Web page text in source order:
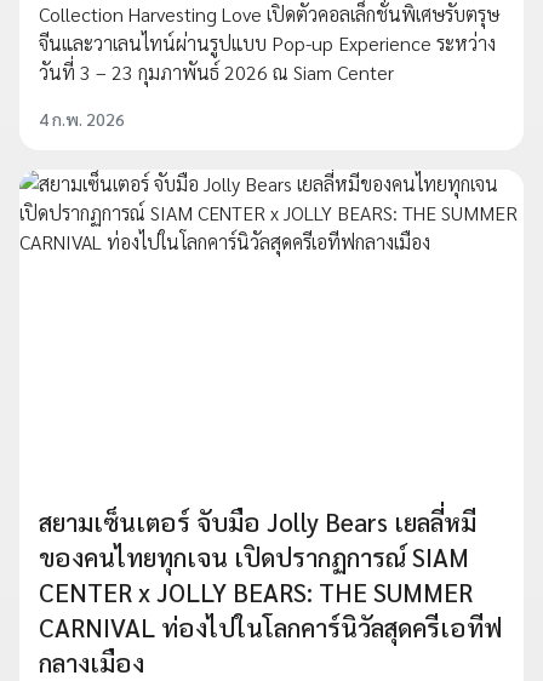
Collection Harvesting Love เปิดตัวคอลเล็กชั่นพิเศษรับตรุษ
จีนและวาเลนไทน์ผ่านรูปแบบ Pop-up Experience ระหว่าง
วันที่ 3 – 23 กุมภาพันธ์ 2026 ณ Siam Center
4 ก.พ. 2026
สยามเซ็นเตอร์ จับมือ Jolly Bears เยลลี่หมี
ของคนไทยทุกเจน เปิดปรากฏการณ์ SIAM
CENTER x JOLLY BEARS: THE SUMMER
CARNIVAL ท่องไปในโลกคาร์นิวัลสุดครีเอทีฟ
กลางเมือง